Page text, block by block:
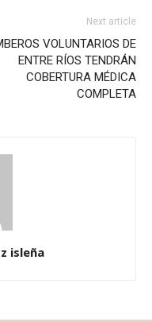
Next article
VOLUNTARIOS DE
ENTRE RÍOS TENDRÁN
COBERTURA MÉDICA
COMPLETA
isleña